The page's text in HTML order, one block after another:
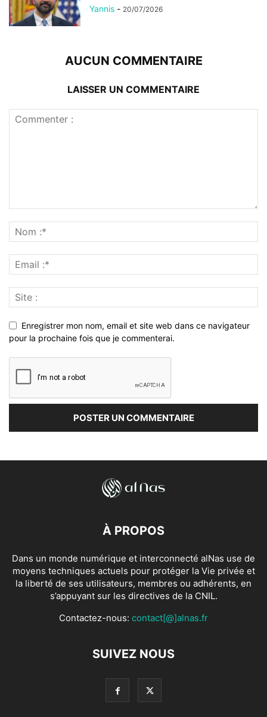
Yannis - 20/07/2026
AUCUN COMMENTAIRE
LAISSER UN COMMENTAIRE
Enregistrer mon nom, email et site web dans ce navigateur
pour la prochaine fois que je commenterai.
À PROPOS
Dans un monde numérique et interconnecté alNas use de
moyens techniques actuels pour protéger la Vie privée et
la liberté de ses utilisateurs, membres ou adhérents, en
s’appuyant sur les directives de la CNIL.
Contactez-nous: contact[@]alnas.fr
SUIVEZ NOUS